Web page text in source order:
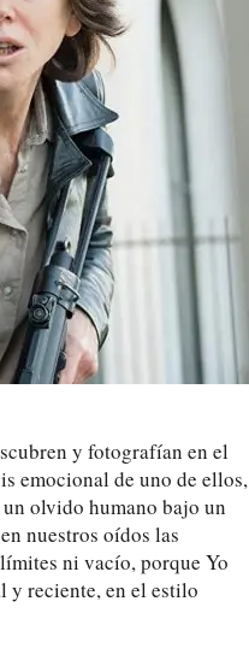
y fotografían en el
emocional de uno de ellos,
olvido humano bajo un
nuestros oídos las
ni vacío, porque Yo
y reciente, en el estilo